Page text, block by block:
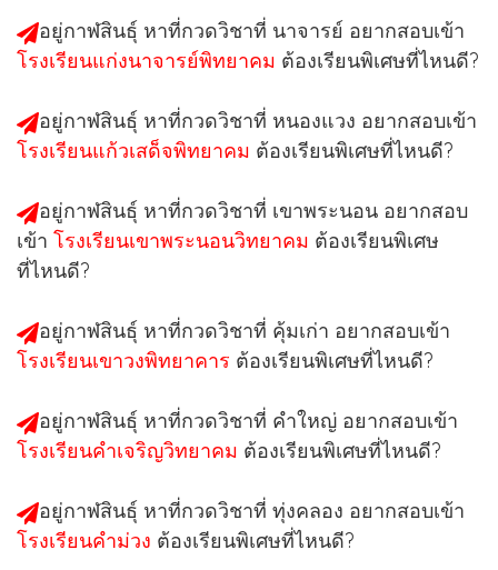
อยู่กาฬสินธุ์ หาที่กวดวิชาที่ นาจารย์ อยากสอบเข้า
โรงเรียนแก่งนาจารย์พิทยาคม ต้องเรียนพิเศษที่ไหนดี?
อยู่กาฬสินธุ์ หาที่กวดวิชาที่ หนองแวง อยากสอบเข้า
โรงเรียนแก้วเสด็จพิทยาคม ต้องเรียนพิเศษที่ไหนดี?
อยู่กาฬสินธุ์ หาที่กวดวิชาที่ เขาพระนอน อยากสอบ
เข้า โรงเรียนเขาพระนอนวิทยาคม ต้องเรียนพิเศษ
ที่ไหนดี?
อยู่กาฬสินธุ์ หาที่กวดวิชาที่ คุ้มเก่า อยากสอบเข้า
โรงเรียนเขาวงพิทยาคาร ต้องเรียนพิเศษที่ไหนดี?
อยู่กาฬสินธุ์ หาที่กวดวิชาที่ คำใหญ่ อยากสอบเข้า
โรงเรียนคำเจริญวิทยาคม ต้องเรียนพิเศษที่ไหนดี?
อยู่กาฬสินธุ์ หาที่กวดวิชาที่ ทุ่งคลอง อยากสอบเข้า
โรงเรียนคำม่วง ต้องเรียนพิเศษที่ไหนดี?